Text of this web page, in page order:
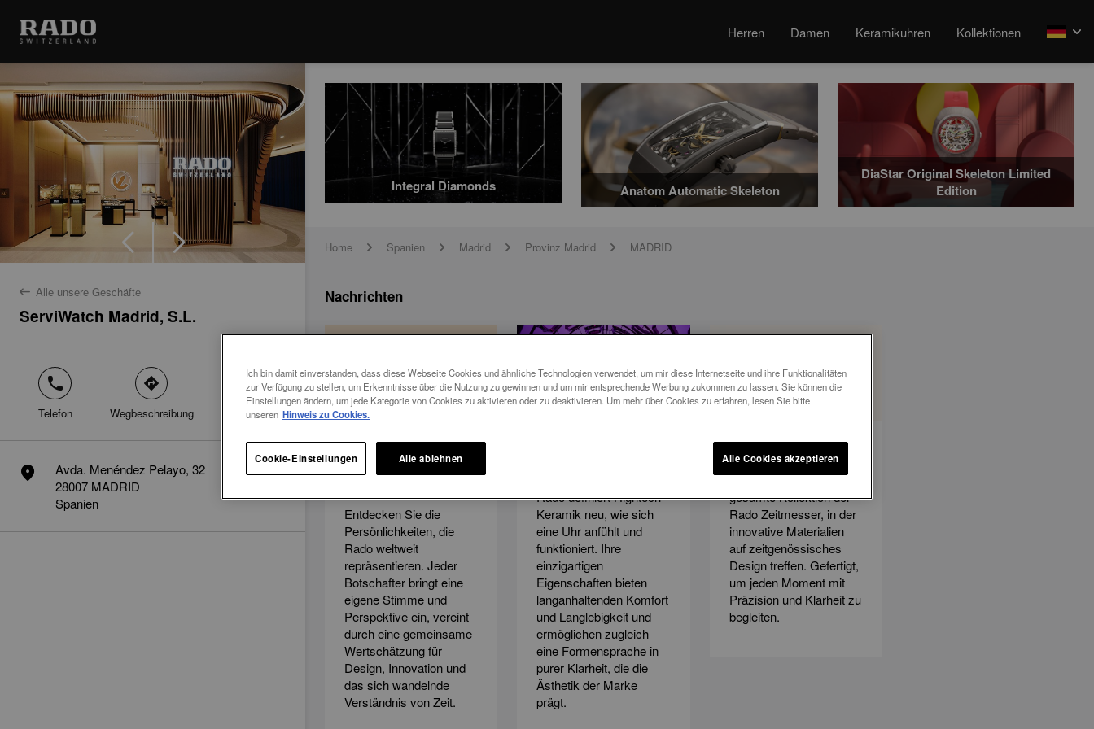
Herren Damen Keramikuhren Kollektionen arrow
back Alle unsere Geschäfte
ServiWatch Madrid, S.L.
phone
Telefon
direction
Wegbeschreibung
mail
Kontakt
marker
Avda. Menéndez Pelayo, 32
28007 MADRID
Spanien
Integral Diamonds Anatom Automatic Skeleton
DiaStar Original Skeleton Limited
Edition
Home arrow Spanien arrow Madrid arrow Provinz Madrid arrow MADRID
Nachrichten
Lernen Sie die Rado
Markenbotschafter
Entdecken Sie die
Persönlichkeiten, die
Rado weltweit
repräsentieren. Jeder
Botschafter bringt eine
eigene Stimme und
Perspektive ein, vereint
durch eine gemeinsame
Wertschätzung für
Design, Innovation und
das sich wandelnde
Verständnis von Zeit.
Rado definiert Hightech-
Keramik neu, wie sich
eine Uhr anfühlt und
funktioniert. Ihre
einzigartigen
Eigenschaften bieten
langanhaltenden Komfort
und Langlebigkeit und
ermöglichen zugleich
eine Formensprache in
purer Klarheit, die die
Ästhetik der Marke
prägt.
Alle Uhren entdecken
Entdecken Sie die
gesamte Kollektion der
Rado Zeitmesser, in der
innovative Materialien
auf zeitgenössisches
Design treffen. Gefertigt,
um jeden Moment mit
Präzision und Klarheit zu
begleiten.
Ich bin damit einverstanden, dass diese Webseite Cookies und ähnliche Technologien verwendet, um mir diese Internetseite und ihre Funktionalitäten
zur Verfügung zu stellen, um Erkenntnisse über die Nutzung zu gewinnen und um mir entsprechende Werbung zukommen zu lassen. Sie können die
Einstellungen ändern, um jede Kategorie von Cookies zu aktivieren oder zu deaktivieren. Um mehr über Cookies zu erfahren, lesen Sie bitte
unseren Hinweis zu Cookies.
Alle ablehnen Alle Cookies akzeptieren
Cookie-Einstellungen